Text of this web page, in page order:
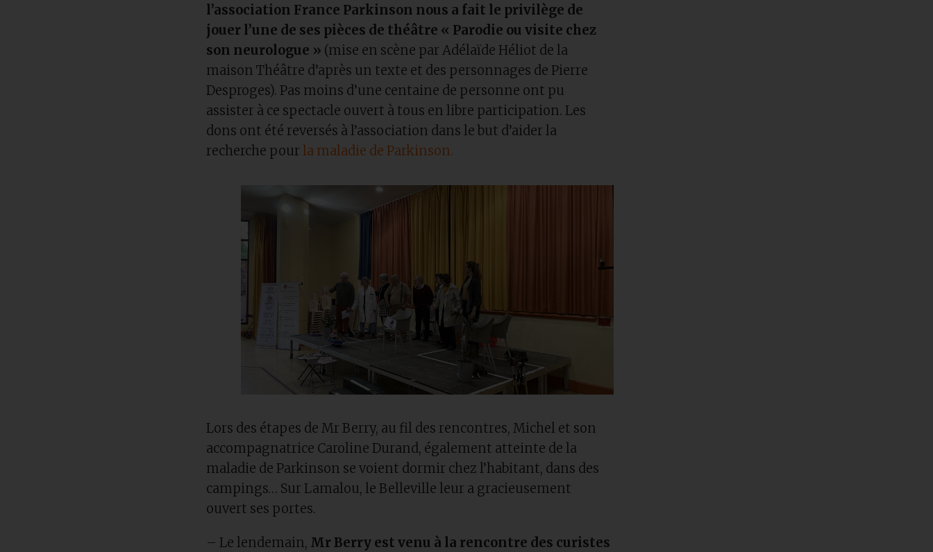
l’association France Parkinson nous a fait le privilège de
jouer l’une de ses pièces de théâtre « Parodie ou visite chez
son neurologue » (mise en scène par Adélaïde Héliot de la
maison Théâtre d’après un texte et des personnages de Pierre
Desproges). Pas moins d’une centaine de personne ont pu
assister à ce spectacle ouvert à tous en libre participation. Les
dons ont été reversés à l’association dans le but d’aider la
recherche pourla maladie de Parkinson.
Lors des étapes de Mr Berry, au fil des rencontres, Michel et son
accompagnatrice Caroline Durand, également atteinte de la
maladie de Parkinson se voient dormir chez l’habitant, dans des
campings… Sur Lamalou, le Belleville leur a gracieusement
ouvert ses portes.
– Le lendemain, Mr Berry est venu à la rencontre des curistes